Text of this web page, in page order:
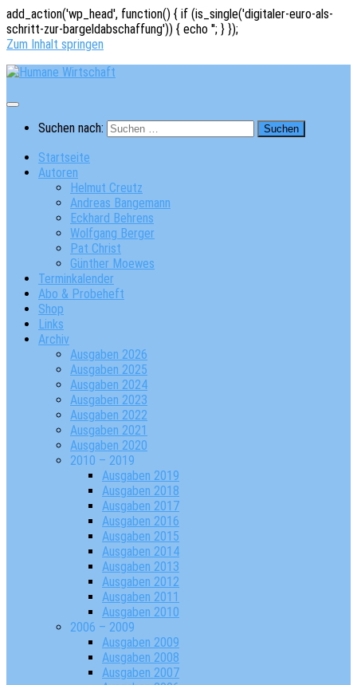
add_action('wp_head', function() { if (is_single('digitaler-euro-als-
schritt-zur-bargeldabschaffung')) { echo ''; } });
Zum Inhalt springen
Suchen nach:
Startseite
Autoren
Helmut Creutz
Andreas Bangemann
Eckhard Behrens
Wolfgang Berger
Pat Christ
Günther Moewes
Terminkalender
Abo & Probeheft
Shop
Links
Archiv
Ausgaben 2026
Ausgaben 2025
Ausgaben 2024
Ausgaben 2023
Ausgaben 2022
Ausgaben 2021
Ausgaben 2020
2010 – 2019
Ausgaben 2019
Ausgaben 2018
Ausgaben 2017
Ausgaben 2016
Ausgaben 2015
Ausgaben 2014
Ausgaben 2013
Ausgaben 2012
Ausgaben 2011
Ausgaben 2010
2006 – 2009
Ausgaben 2009
Ausgaben 2008
Ausgaben 2007